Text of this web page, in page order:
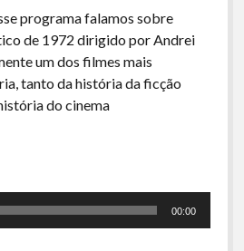
programa falamos sobre
de 1972 dirigido por Andrei
um dos filmes mais
tanto da história da ficção
do cinema
00:00